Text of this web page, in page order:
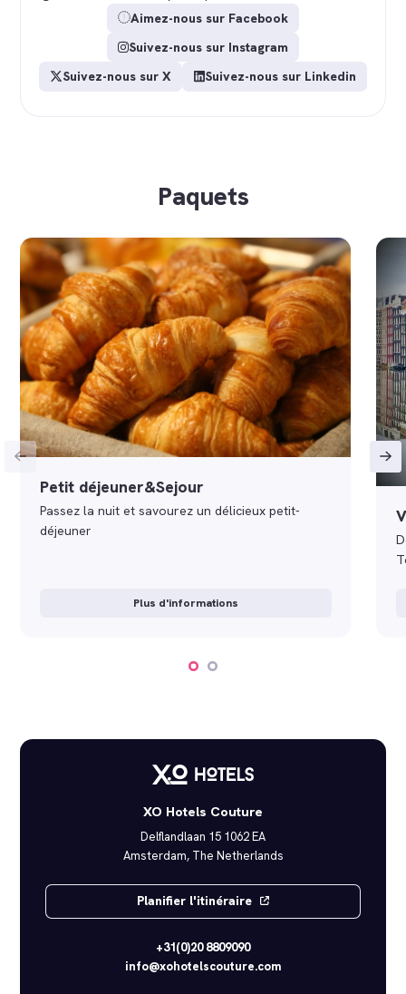
Aimez-nous sur Facebook
Suivez-nous sur Instagram
Suivez-nous sur X
Suivez-nous sur Linkedin
Paquets
Petit déjeuner&Sejour
Passez la nuit et savourez un délicieux petit-
déjeuner
Plus d'informations
XO Hotels Couture
Delflandlaan 15 1062 EA
Amsterdam, The Netherlands
Planifier l'itinéraire
+31(0)20 8809090
info@xohotelscouture.com